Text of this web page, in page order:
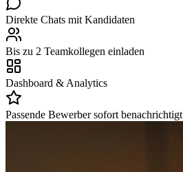
Direkte Chats mit Kandidaten
Bis zu 2 Teamkollegen einladen
Dashboard & Analytics
Passende Bewerber sofort benachrichtigt